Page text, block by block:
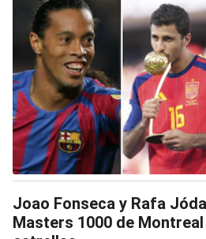
Joao Fonseca y Rafa
Masters 1000 de